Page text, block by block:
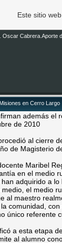
Oscar Cabrera.Aporte
en Cerro Largo
además el
de 2010
al cierre
de Magisterio
Maribel
en el medio
adquirido a
medio, el medio
al maestro
comunidad,
único referente
a esta etapa
al alumno
Este sitio